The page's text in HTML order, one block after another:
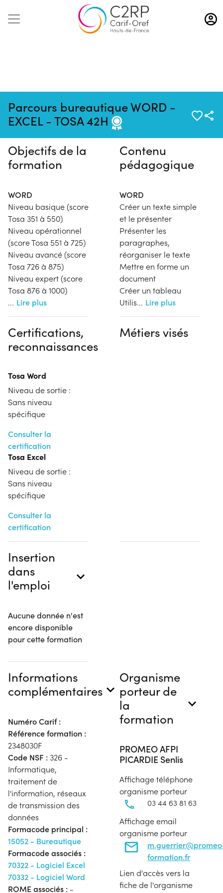
Aller
au
contenu
Parcours bureautique WORD -
EXCEL - TOSA 42H
Pas de session programmée en
ce moment
Objectifs de la
formation
WORD
Niveau basique (score
Tosa 351 à 550)
Niveau opérationnel
(score Tosa 551 à 725)
Niveau avancé (score
Tosa 726 à 875)
Niveau expert (score
Tosa 876 à 1000)
... Lire plus
Contenu
pédagogique
WORD
Créer un texte simple
et le présenter
Présenter les
paragraphes,
réorganiser le texte
Mettre en forme un
document
Créer un tableau
Utilis... Lire plus
Certifications,
reconnaissances
Tosa Word
Niveau de sortie :
Sans niveau
spécifique
Consulter la
certification
Tosa Excel
Niveau de sortie :
Sans niveau
spécifique
Consulter la
certification
Métiers visés
Insertion
dans
l'emploi
Aucune donnée n'est
encore disponible
pour cette formation
Informations
complémentaires
Numéro Carif :
Référence formation :
2348030F
Code NSF : 326 -
Informatique,
traitement de
l'information, réseaux
de transmission des
données
Formacode principal :
15052 - Bureautique
Formacode associés :
70322 - Logiciel Excel
70332 - Logiciel Word
ROME associés : -
Organisme
porteur de
la
formation
PROMEO AFPI
PICARDIE Senlis
Affichage téléphone
organisme porteur
03 44 63 81 63
Affichage email
organisme porteur
formation.fr
Lien d'accès vers la
fiche de l'organisme